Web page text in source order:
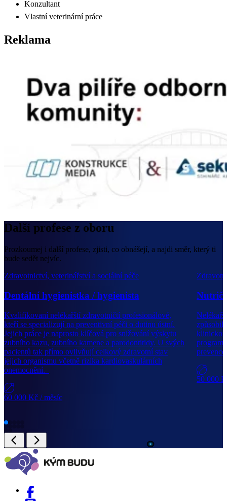
Konzultant
Vlastní veterinární práce
Reklama
Další profese z oboru
Prozkoumej i další profese, zjisti, co obnášejí, a najdi směr, který ti
bude sedět nejvíc.
Zdravotnictví, veterinářství a sociální péče
Dentální hygienistka / hygienista
Kvalifikovaní nelékařští zdravotničtí profesionálové,
kteří se specializují na preventivní péči o dutinu ústní.
Jejich práce je naprosto klíčová pro snižování výskytu
zubního kazu, zubního kamene a parodontitidy. U svých
pacientů tak přímo ovlivňují celkový zdravotní stav
jejich organismu včetně rizika kardiovaskulárních
onemocnění.
60 000 Kč / měsíc
50 000